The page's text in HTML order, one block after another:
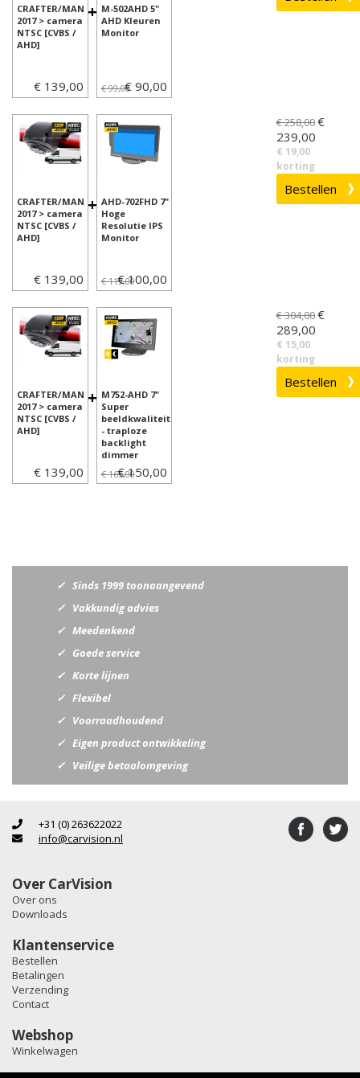
+
CRAFTER/MAN
2017 > camera
NTSC [CVBS /
AHD]
€ 139,00
M-502AHD 5"
AHD Kleuren
Monitor
€ 99,00€ 90,00
+
CRAFTER/MAN
2017 > camera
NTSC [CVBS /
AHD]
€ 139,00
AHD-702FHD 7"
Hoge
Resolutie IPS
Monitor
€ 119,00€ 100,00
€ 258,00€
239,00
€ 19,00
korting
+
CRAFTER/MAN
2017 > camera
NTSC [CVBS /
AHD]
€ 139,00
M752-AHD 7"
Super
beeldkwaliteit
- traploze
backlight
dimmer
€ 165,00€ 150,00
€ 304,00€
289,00
€ 15,00
korting
Sinds 1999 toonaangevend
Vakkundig advies
Meedenkend
Goede service
Korte lijnen
Flexibel
Voorraadhoudend
Eigen product ontwikkeling
Veilige betaalomgeving
+31 (0) 263622022
info@carvision.nl
Over CarVision
Over ons
Downloads
Klantenservice
Bestellen
Betalingen
Verzending
Contact
Webshop
Winkelwagen